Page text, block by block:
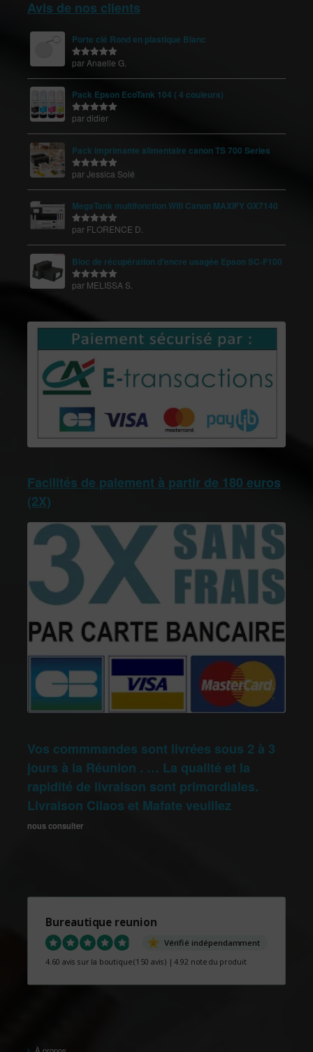
Avis de nos clients
Porte clé Rond en plastique Blanc
Note5sur
par Anaelle G.
Pack Epson EcoTank 104 ( 4 couleurs)
Note 5sur
par didier
Pack imprimante alimentaire canon TS 700 Series
Note5sur
par Jessica Solé
MegaTank multifonction Wifi Canon MAXIFY GX7140
Note sur
par FLORENCE D.
Bloc de récupération d'encre usagée Epson SC-F100
Note 5sur
par MELISSA S.
Facilités de paiement à partir de 180 euros
(2X)
Vos commmandes sont livrées sous 2 à 3
jours à la Réunion . … La qualité et la
rapidité de livraison sont primordiales.
Livraison Cilaos et Mafate veuillez
nous consulter
Bureautique reunion
Vérifié indépendamment
4.60 avis sur la boutique(150 avis) |4.92 note du produit